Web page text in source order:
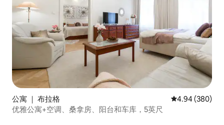
公寓 ｜ 布拉格 平均评分 4.94
4.94 (380)
优雅公寓+空调、桑拿房、阳台和车库，5英尺